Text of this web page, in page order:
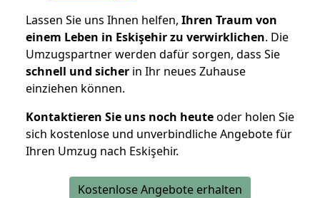
Lassen Sie uns Ihnen helfen, Ihren Traum von
einem Leben in Eskişehir zu verwirklichen. Die
Umzugspartner werden dafür sorgen, dass Sie
schnell und sicher in Ihr neues Zuhause
einziehen können.
Kontaktieren Sie uns noch heuteoder holen Sie
sich kostenlose und unverbindliche Angebote für
Ihren Umzug nach Eskişehir.
Kostenlose Angebote erhalten